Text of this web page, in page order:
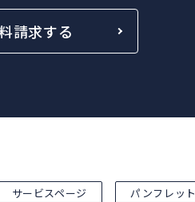
請求する
サービスページ パンフレット